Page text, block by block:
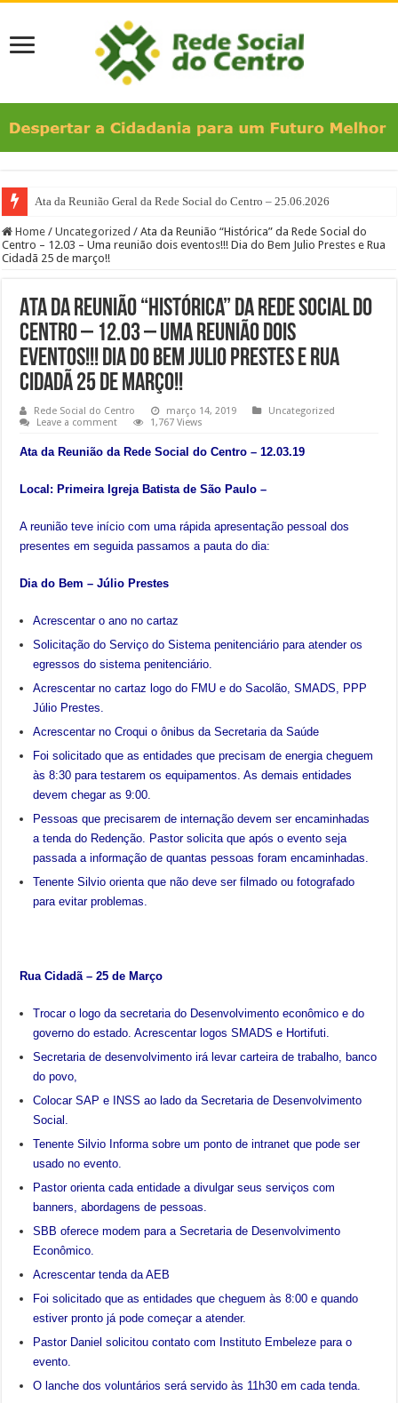
Ata da Reunião Geral da Rede Social do Centro – 25.06.2026
Números do Evento “Mutirão Solidário da Família no Bixiga”
Home / Uncategorized / Ata da Reunião “Histórica” da Rede Social do
Centro – 12.03 – Uma reunião dois eventos!!! Dia do Bem Julio Prestes e Rua
Cidadã 25 de março!!
Ata da Reunião “Histórica” da Rede Social do
Centro – 12.03 – Uma reunião dois
eventos!!! Dia do Bem Julio Prestes e Rua
Cidadã 25 de março!!
Rede Social do Centro março 14, 2019
Uncategorized
Leave a comment
1,767 Views
Ata da Reunião da Rede Social do Centro – 12.03.19
Local: Primeira Igreja Batista de São Paulo –
A reunião teve início com uma rápida apresentação pessoal dos
presentes em seguida passamos a pauta do dia:
Dia do Bem – Júlio Prestes
Acrescentar o ano no cartaz
Solicitação do Serviço do Sistema penitenciário para atender os
egressos do sistema penitenciário.
Acrescentar no cartaz logo do FMU e do Sacolão, SMADS, PPP
Júlio Prestes.
Acrescentar no Croqui o ônibus da Secretaria da Saúde
Foi solicitado que as entidades que precisam de energia cheguem
às 8:30 para testarem os equipamentos. As demais entidades
devem chegar as 9:00.
Pessoas que precisarem de internação devem ser encaminhadas
a tenda do Redenção. Pastor solicita que após o evento seja
passada a informação de quantas pessoas foram encaminhadas.
Tenente Silvio orienta que não deve ser filmado ou fotografado
para evitar problemas.
Rua Cidadã – 25 de Março
Trocar o logo da secretaria do Desenvolvimento econômico e do
governo do estado. Acrescentar logos SMADS e Hortifuti.
Secretaria de desenvolvimento irá levar carteira de trabalho, banco
do povo,
Colocar SAP e INSS ao lado da Secretaria de Desenvolvimento
Social.
Tenente Silvio Informa sobre um ponto de intranet que pode ser
usado no evento.
Pastor orienta cada entidade a divulgar seus serviços com
banners, abordagens de pessoas.
SBB oferece modem para a Secretaria de Desenvolvimento
Econômico.
Acrescentar tenda da AEB
Foi solicitado que as entidades que cheguem às 8:00 e quando
estiver pronto já pode começar a atender.
Pastor Daniel solicitou contato com Instituto Embeleze para o
evento.
O lanche dos voluntários será servido às 11h30 em cada tenda.